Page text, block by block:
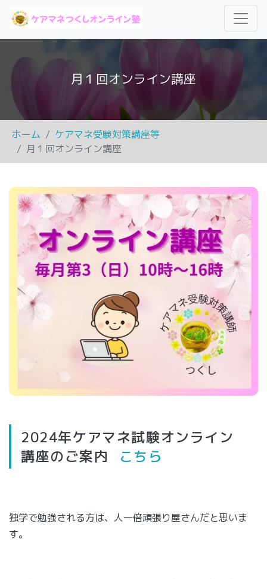
月１回オンライン講座
ホーム
ケアマネ受験対策講座等
月１回オンライン講座
2024年ケアマネ試験オンライン
講座のご案内 こちら
独学で勉強される方は、人一倍頑張り屋さんだと思いま
す。